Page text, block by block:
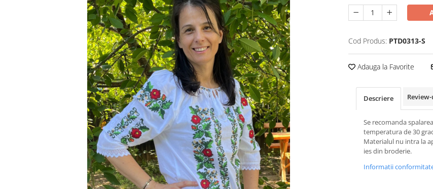
Cod Produs: PTD0313-S
Adauga la Favorite
Descriere
Se recomanda
temperatura de 30
Materialul nu intra la
ies din broderie.
Informatii